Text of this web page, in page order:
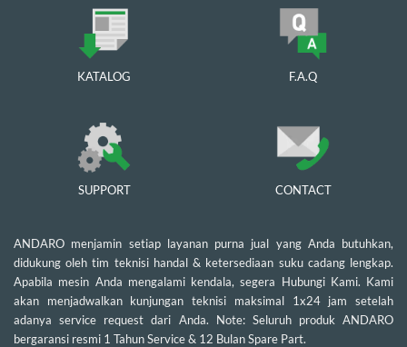
KATALOG F.A.Q
SUPPORT CONTACT
ANDARO menjamin setiap layanan purna jual yang Anda butuhkan,
didukung oleh tim teknisi handal & ketersediaan suku cadang lengkap.
Apabila mesin Anda mengalami kendala, segera Hubungi Kami. Kami
akan menjadwalkan kunjungan teknisi maksimal 1x24 jam setelah
adanya service request dari Anda. Note: Seluruh produk ANDARO
bergaransi resmi 1 Tahun Service & 12 Bulan Spare Part.